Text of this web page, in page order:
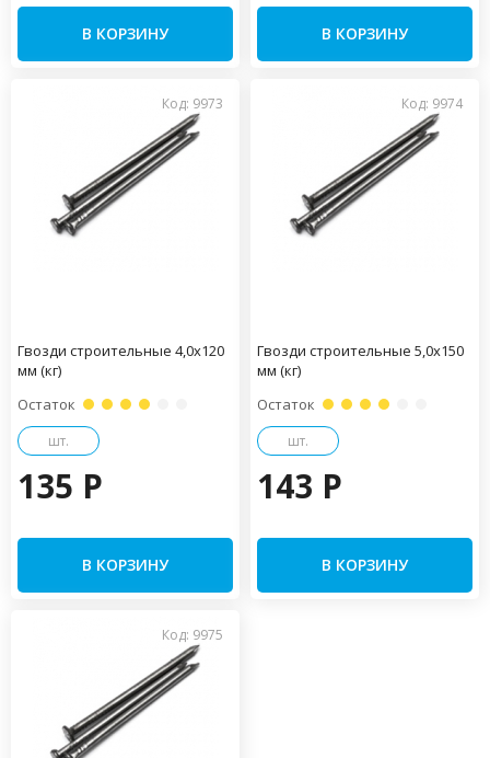
В КОРЗИНУ В КОРЗИНУ
Код: 9973
Гвозди строительные 4,0х120
мм (кг)
Остаток
шт.
135 P
В КОРЗИНУ
Код: 9974
Гвозди строительные 5,0х150
мм (кг)
Остаток
шт.
143 P
В КОРЗИНУ
Код: 9975